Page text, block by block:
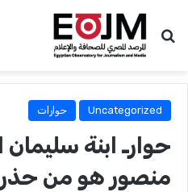
بحث عن
Uncategorized حوارات
حوارـ ابنة
منصور هو من